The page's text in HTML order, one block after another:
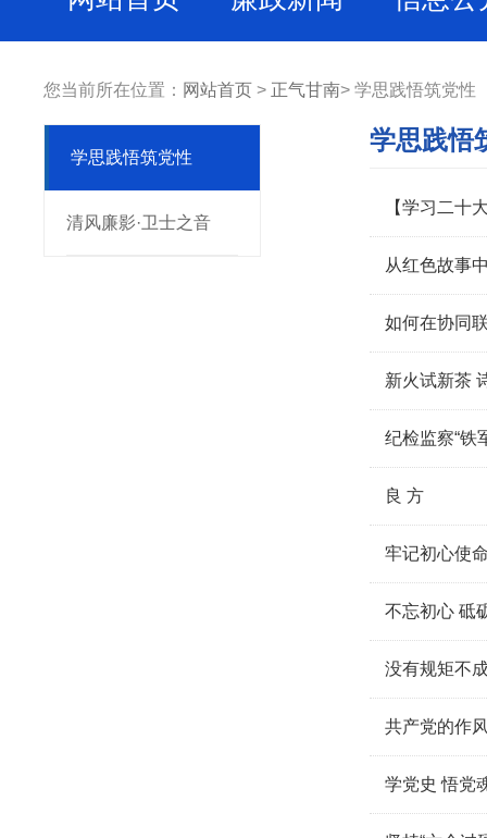
您当前所在位置： 网站首页 > 正气甘南> 学思践悟筑党性
学思践悟筑党性
清风廉影·卫士之音
学思践悟
【学习二十
从红色故事
如何在协同
新火试新茶
纪检监察“铁
良 方
牢记初心使
不忘
没有规矩不
共产党的作
学党史 悟党